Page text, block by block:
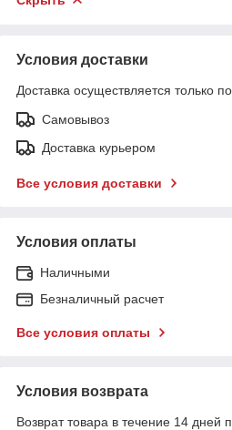
Условия доставки
Доставка осуществляется только
Самовывоз
Доставка курьером
Все условия доставки
Условия оплаты
Наличными
Безналичный расчет
Все условия оплаты
Условия возврата
Возврат товара в течение 14 дней